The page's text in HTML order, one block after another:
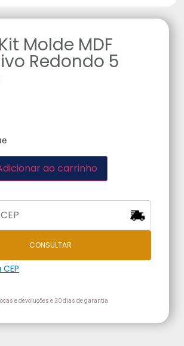
Molde MDF
Redondo 5
ao carrinho
CONSULTAR
e devoluções e 30 dias de garantia